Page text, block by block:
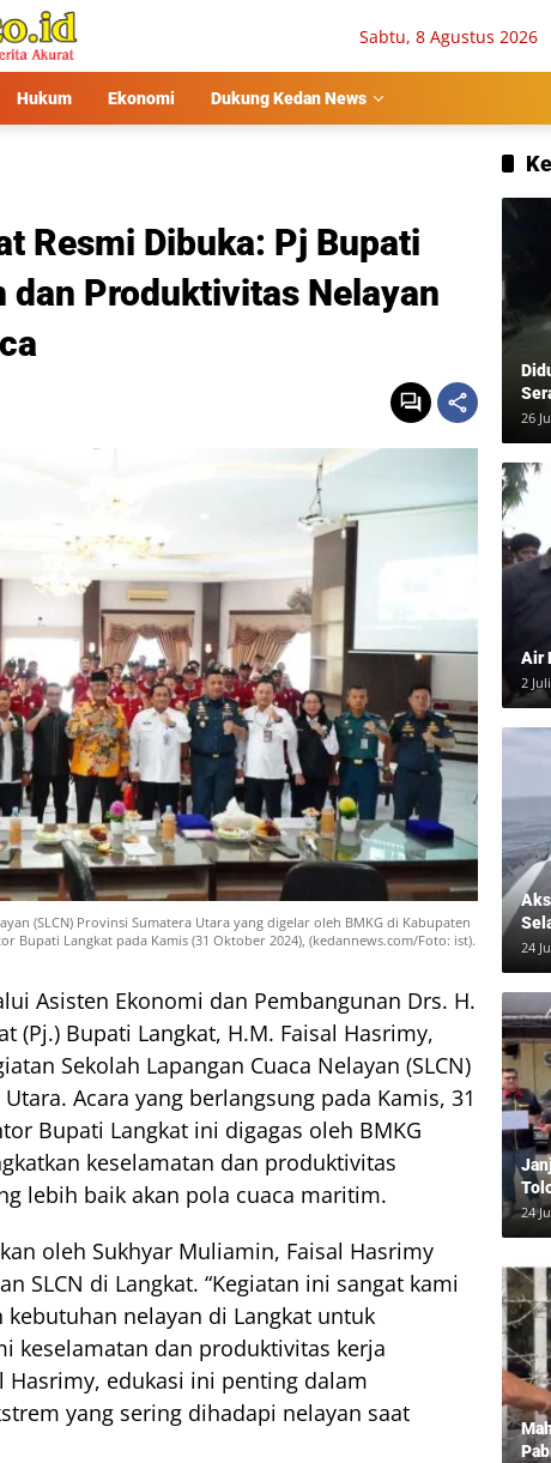
Sabtu, 8 Agustus 2026
Hukum Ekonomi Dukung Kedan News
Resmi Dibuka: Pj Bupati
dan Produktivitas Nelayan
(SLCN) Provinsi Sumatera Utara yang digelar oleh BMKG di Kabupaten
Bupati Langkat pada Kamis (31 Oktober 2024), (kedannews.com/Foto: ist).
Asisten Ekonomi dan Pembangunan Drs. H.
(Pj.) Bupati Langkat, H.M. Faisal Hasrimy,
Sekolah Lapangan Cuaca Nelayan (SLCN)
Acara yang berlangsung pada Kamis, 31
Bupati Langkat ini digagas oleh BMKG
keselamatan dan produktivitas
lebih baik akan pola cuaca maritim.
oleh Sukhyar Muliamin, Faisal Hasrimy
SLCN di Langkat. “Kegiatan ini sangat kami
nelayan di Langkat untuk
keselamatan dan produktivitas kerja
Hasrimy, edukasi ini penting dalam
yang sering dihadapi nelayan saat
26
Air
2
24
24